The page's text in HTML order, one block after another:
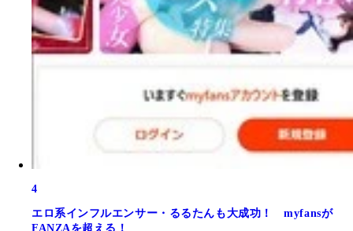
4
エロ系インフルエンサー・るるたんも大成功！ myfansが
FANZAを超える！